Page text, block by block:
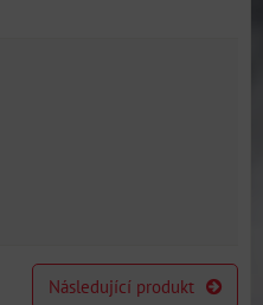
Následující produkt